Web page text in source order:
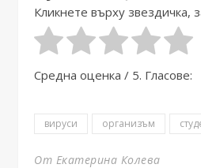
Кликнете върху звездичка,
Средна оценка / 5. Гласове:
вируси организъм
От Екатерина Колева